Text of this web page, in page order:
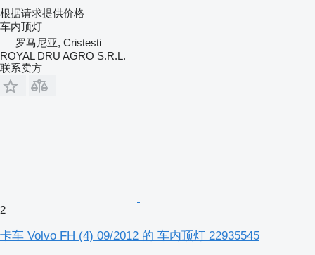
根据请求提供价格
车内顶灯
罗马尼亚, Cristesti
ROYAL DRU AGRO S.R.L.
联系卖方
2
卡车 Volvo FH (4) 09/2012 的 车内顶灯 22935545